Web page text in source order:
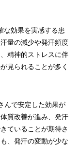
な効果を実感する患
量の減少や発汗頻度
精神的ストレスに伴
見られることが多く
んで安定した効果が
質改善が進み、発汗
ていることが期待さ
、発汗の変動が少な